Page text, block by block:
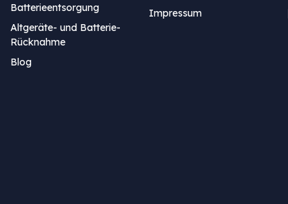
Batterieentsorgung
Altgeräte- und Batterie-
Rücknahme
Blog
Impressum